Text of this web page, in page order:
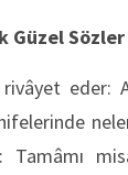
Güzel
eder:
Tamâmı